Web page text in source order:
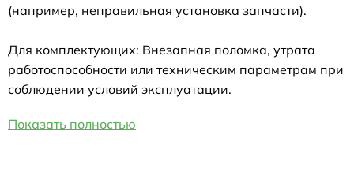
(например, неправильная установка запчасти).
Для комплектующих: Внезапная поломка, утрата
работоспособности или техническим параметрам при
соблюдении условий эксплуатации.
Показать полностью